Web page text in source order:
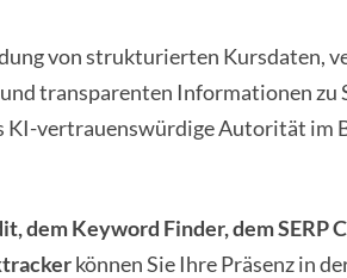
von strukturierten Kursdaten,
transparenten Informationen zu
KI-vertrauenswürdige Autorität im
dem Keyword Finder, dem SERP
können Sie Ihre Präsenz in